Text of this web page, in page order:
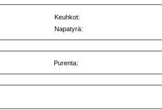
Keuhkot:
Napatyrä:
Purenta: